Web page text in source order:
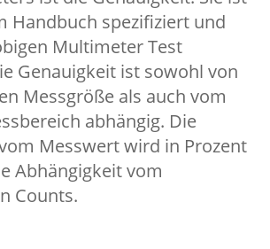
Handbuch spezifiziert und
Multimeter Test
Genauigkeit ist sowohl von
Messgröße als auch vom
abhängig. Die
Messwert wird in Prozent
Abhängigkeit vom
Counts.